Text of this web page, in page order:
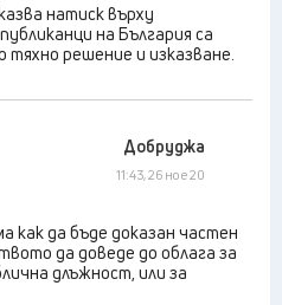
натиск върху
на България са
тяхно решение и изказване.
Добруджа
11:43, 26 ное 20
как да бъде доказан частен
да доведе до облага за
длъжност, или за